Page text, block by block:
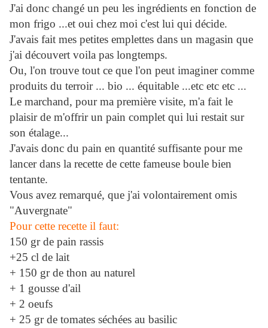
J'ai donc changé un peu les ingrédients en fonction de
mon frigo ...et oui chez moi c'est lui qui décide.
J'avais fait mes petites emplettes dans un magasin que
j'ai découvert voila pas longtemps.
Ou, l'on trouve tout ce que l'on peut imaginer comme
produits du terroir ... bio ... équitable ...etc etc etc ...
Le marchand, pour ma première visite, m'a fait le
plaisir de m'offrir un pain complet qui lui restait sur
son étalage...
J'avais donc du pain en quantité suffisante pour me
lancer dans la recette de cette fameuse boule bien
tentante.
Vous avez remarqué, que j'ai volontairement omis
"Auvergnate"
Pour cette recette il faut:
150 gr de pain rassis
+25 cl de lait
+ 150 gr de thon au naturel
+ 1 gousse d'ail
+ 2 oeufs
+ 25 gr de tomates séchées au basilic